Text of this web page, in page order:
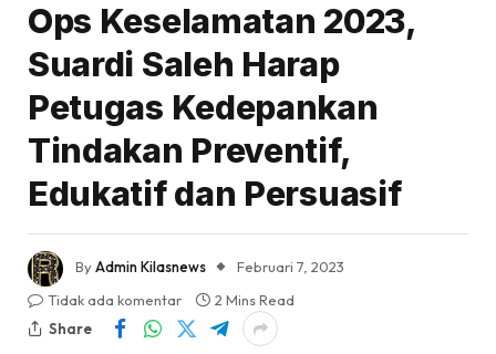
Ops Keselamatan 2023,
Suardi Saleh Harap
Petugas Kedepankan
Tindakan Preventif,
Edukatif dan Persuasif
ByAdmin Kilasnews
Februari 7, 2023
Tidak ada komentar
2 Mins Read
Share